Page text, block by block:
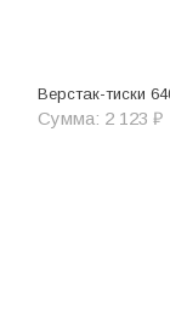
Верстак-тиски
Сумма: 2 123 ₽